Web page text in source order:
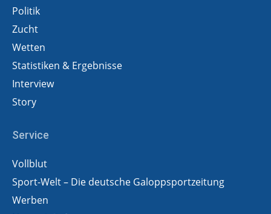
Politik
Zucht
Wetten
Statistiken & Ergebnisse
Interview
Story
Service
Vollblut
Sport-Welt – Die deutsche Galoppsportzeitung
Werben